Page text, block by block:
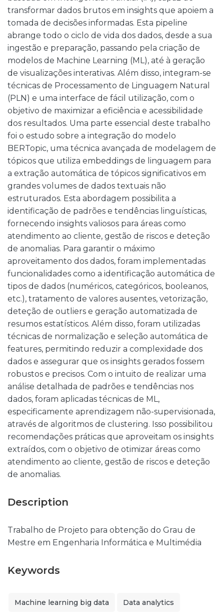
transformar dados brutos em insights que apoiem a
tomada de decisões informadas. Esta pipeline
abrange todo o ciclo de vida dos dados, desde a sua
ingestão e preparação, passando pela criação de
modelos de Machine Learning (ML), até à geração
de visualizações interativas. Além disso, integram-se
técnicas de Processamento de Linguagem Natural
(PLN) e uma interface de fácil utilização, com o
objetivo de maximizar a eficiência e acessibilidade
dos resultados. Uma parte essencial deste trabalho
foi o estudo sobre a integração do modelo
BERTopic, uma técnica avançada de modelagem de
tópicos que utiliza embeddings de linguagem para
a extração automática de tópicos significativos em
grandes volumes de dados textuais não
estruturados. Esta abordagem possibilita a
identificação de padrões e tendências linguísticas,
fornecendo insights valiosos para áreas como
atendimento ao cliente, gestão de riscos e deteção
de anomalias. Para garantir o máximo
aproveitamento dos dados, foram implementadas
funcionalidades como a identificação automática de
tipos de dados (numéricos, categóricos, booleanos,
etc.), tratamento de valores ausentes, vetorização,
deteção de outliers e geração automatizada de
resumos estatísticos. Além disso, foram utilizadas
técnicas de normalização e seleção automática de
features, permitindo reduzir a complexidade dos
dados e assegurar que os insights gerados fossem
robustos e precisos. Com o intuito de realizar uma
análise detalhada de padrões e tendências nos
dados, foram aplicadas técnicas de ML,
especificamente aprendizagem não-supervisionada,
através de algoritmos de clustering. Isso possibilitou
recomendações práticas que aproveitam os insights
extraídos, com o objetivo de otimizar áreas como
atendimento ao cliente, gestão de riscos e deteção
de anomalias.
Description
Trabalho de Projeto para obtenção do Grau de
Mestre em Engenharia Informática e Multimédia
Keywords
Machine learning big data Data analytics